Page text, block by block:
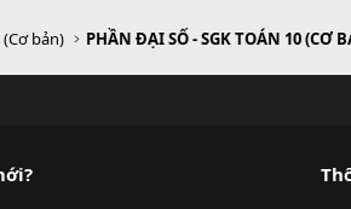
(Cơ bản) PHẦN ĐẠI SỐ - SGK TOÁN 10 (CƠ